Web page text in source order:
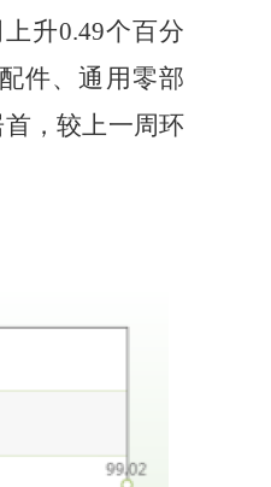
上升0.49个百分
件、通用零部
，较上一周环